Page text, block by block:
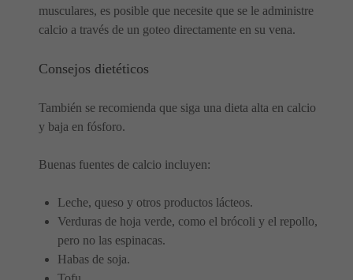
musculares, es posible que necesite que se le administre
calcio a través de un goteo directamente en su vena.
Consejos dietéticos
También se recomienda que siga una dieta alta en calcio
y baja en fósforo.
Buenas fuentes de calcio incluyen:
Leche, queso y otros productos lácteos.
Verduras de hoja verde, como el brócoli y el repollo,
pero no las espinacas.
Habas de soja.